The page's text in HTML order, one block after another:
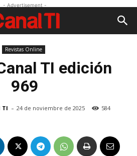
- Advertisement -
Revistas Online
TI edición
969
TI - 24 de noviembre de 2025 584